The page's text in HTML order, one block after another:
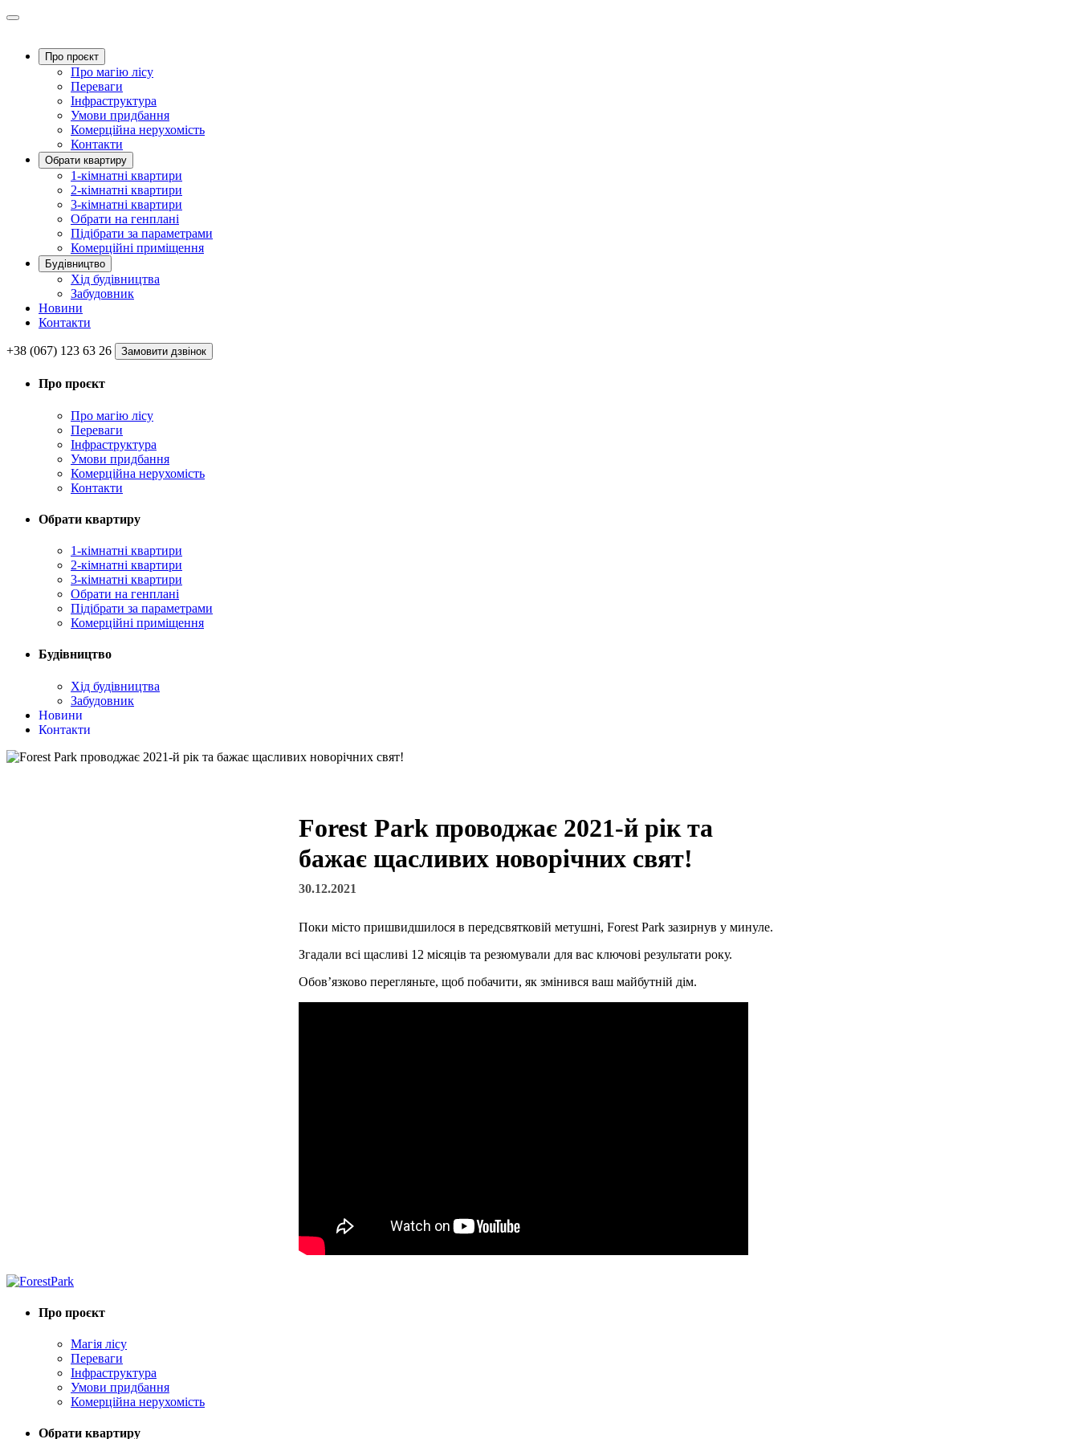
Про проєкт
Про магію ліcу
Переваги
Інфраструктура
Умови придбання
Комерційна нерухомість
Контакти
Обрати квартиру
1-кімнатні квартири
2-кімнатні квартири
3-кімнатні квартири
Обрати на генплані
Підібрати за параметрами
Комерційні приміщення
Будівництво
Хід будівництва
Забудовник
Новини
Контакти
+38 (067) 123 63 26 Замовити дзвінок
Про проєкт
Про магію ліcу
Переваги
Інфраструктура
Умови придбання
Комерційна нерухомість
Контакти
Обрати квартиру
1-кімнатні квартири
2-кімнатні квартири
3-кімнатні квартири
Обрати на генплані
Підібрати за параметрами
Комерційні приміщення
Будівництво
Хід будівництва
Забудовник
Новини
Контакти
Forest Park проводжає 2021-й рік та
бажає щасливих новорічних свят!
30.12.2021
Поки місто пришвидшилося в передсвятковій метушні, Forest Park зазирнув у минуле.
Згадали всі щасливі 12 місяців та резюмували для вас ключові результати року.
Обов’язково перегляньте, щоб побачити, як змінився ваш майбутній дім.
Про проєкт
Магія лісу
Переваги
Інфраструктура
Умови придбання
Комерційна нерухомість
Обрати квартиру